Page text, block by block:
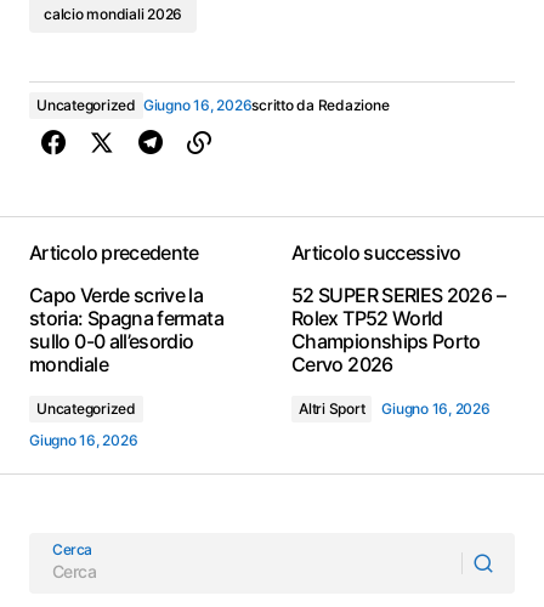
calcio mondiali 2026
Uncategorized Giugno 16, 2026scritto da Redazione
Articolo precedente
Capo Verde scrive la
storia: Spagna fermata
sullo 0-0 all’esordio
mondiale
Uncategorized
Giugno 16, 2026
Articolo successivo
52 SUPER SERIES 2026 –
Rolex TP52 World
Championships Porto
Cervo 2026
Altri Sport Giugno 16, 2026
Cerca